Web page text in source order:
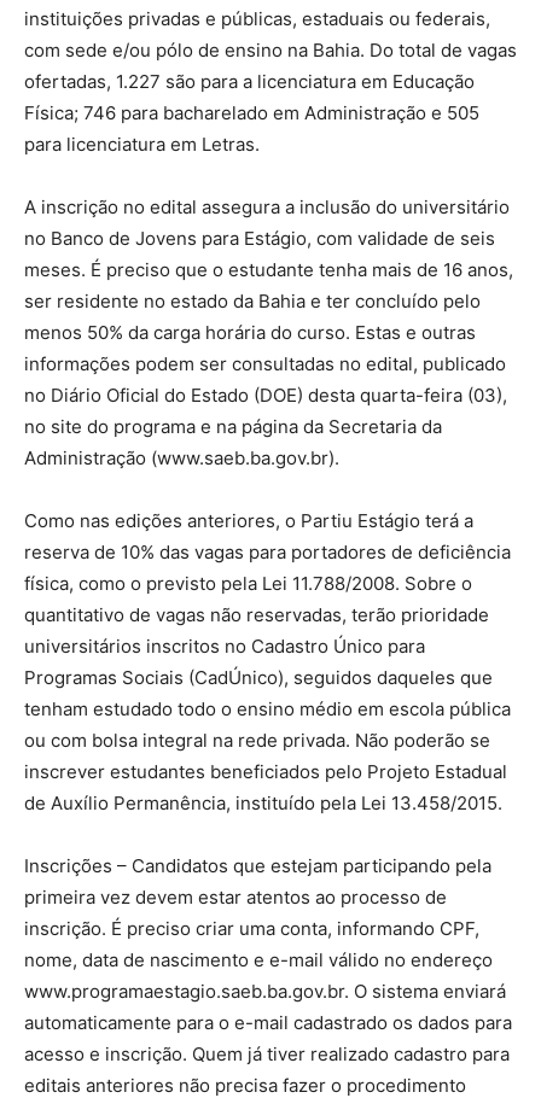
instituições privadas e públicas, estaduais ou federais,
com sede e/ou pólo de ensino na Bahia. Do total de vagas
ofertadas, 1.227 são para a licenciatura em Educação
Física; 746 para bacharelado em Administração e 505
para licenciatura em Letras.
A inscrição no edital assegura a inclusão do universitário
no Banco de Jovens para Estágio, com validade de seis
meses. É preciso que o estudante tenha mais de 16 anos,
ser residente no estado da Bahia e ter concluído pelo
menos 50% da carga horária do curso. Estas e outras
informações podem ser consultadas no edital, publicado
no Diário Oficial do Estado (DOE) desta quarta-feira (03),
no site do programa e na página da Secretaria da
Administração (www.saeb.ba.gov.br).
Como nas edições anteriores, o Partiu Estágio terá a
reserva de 10% das vagas para portadores de deficiência
física, como o previsto pela Lei 11.788/2008. Sobre o
quantitativo de vagas não reservadas, terão prioridade
universitários inscritos no Cadastro Único para
Programas Sociais (CadÚnico), seguidos daqueles que
tenham estudado todo o ensino médio em escola pública
ou com bolsa integral na rede privada. Não poderão se
inscrever estudantes beneficiados pelo Projeto Estadual
de Auxílio Permanência, instituído pela Lei 13.458/2015.
Inscrições – Candidatos que estejam participando pela
primeira vez devem estar atentos ao processo de
inscrição. É preciso criar uma conta, informando CPF,
nome, data de nascimento e e-mail válido no endereço
www.programaestagio.saeb.ba.gov.br. O sistema enviará
automaticamente para o e-mail cadastrado os dados para
acesso e inscrição. Quem já tiver realizado cadastro para
editais anteriores não precisa fazer o procedimento